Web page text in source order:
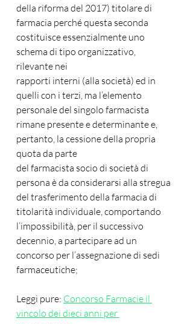
della riforma del 2017) titolare di
farmacia perché questa seconda
costituisce essenzialmente uno
schema di tipo organizzativo,
rilevante nei
rapporti interni (alla società) ed in
quelli con i terzi, ma l’elemento
personale del singolo farmacista
rimane presente e determinante e,
pertanto, la cessione della propria
quota da parte
del farmacista socio di società di
persona è da considerarsi alla stregua
del trasferimento della farmacia di
titolarità individuale, comportando
l’impossibilità, per il successivo
decennio, a partecipare ad un
concorso per l’assegnazione di sedi
farmaceutiche;
Leggi pure: Concorso Farmacie il
vincolo dei dieci anni per